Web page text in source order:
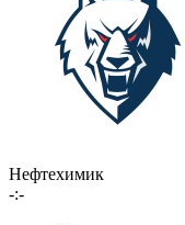
Нефтехимик
-:-